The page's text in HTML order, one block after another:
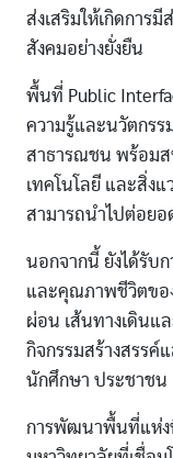
ส่งเสริมให้เกิดการ
สังคมอย่างยั่งยืน
พื้นที่ Public
ความรู้และนวัตกร
สาธารณชน พร้อมส
เทคโนโลยี และสิ่ง
สามารถนำไปต่อยอ
นอกจากนี้ ยังได้รับ
และคุณภาพชีวิตขอ
ผ่อน เส้นทางเดินแ
กิจกรรมสร้างสรรค์
นักศึกษา ประชาชน
การพัฒนาพื้นที่แห่ง